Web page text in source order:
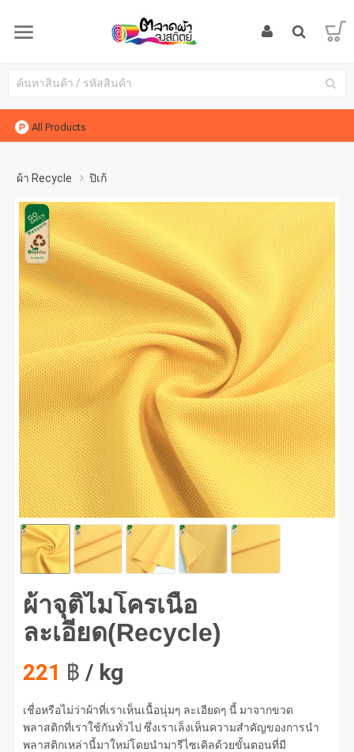
All Products
ผ้า Recycle ปิเก้
จุติไมโครเนื้อละเอียด(Recycle) #1
ผ้าจุติไมโครเนื้อ
ละเอียด(Recycle)
221 ฿ / kg
เชื่อหรือไม่ว่าผ้าที่เราเห็นเนื้อนุ่มๆ ละเอียดๆ นี้ มาจากขวด
พลาสติกที่เราใช้กันทั่วไป ซึ่งเราเล็งเห็นความสำคัญของการนำ
พลาสติกเหล่านี้มาใหม่โดยนำมารีไซเคิลด้วยขั้นตอนที่มี